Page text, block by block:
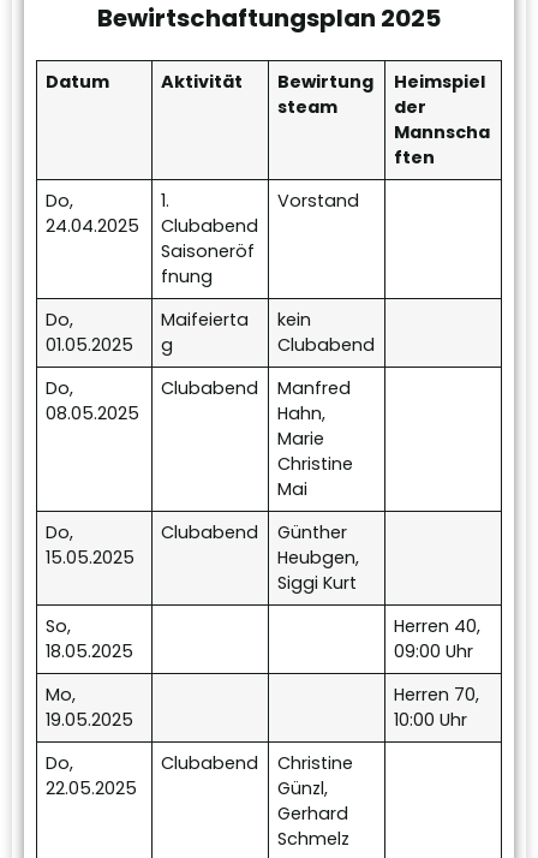
Bewirtschaftungsplan 2025
Datum Aktivität
Bewirtung
steam
Heimspiel
der
Mannscha
ften
Do,
24.04.2025
1.
Clubabend
Saisoneröf
fnung
Vorstand
Do,
01.05.2025
Maifeierta
g
kein
Clubabend
Do,
08.05.2025
Clubabend
Manfred
Hahn,
Marie
Christine
Mai
Do,
15.05.2025
Clubabend
Günther
Heubgen,
Siggi Kurt
So,
18.05.2025
Herren 40,
09:00 Uhr
Mo,
19.05.2025
Herren 70,
10:00 Uhr
Do,
22.05.2025
Clubabend
Christine
Günzl,
Gerhard
Schmelz